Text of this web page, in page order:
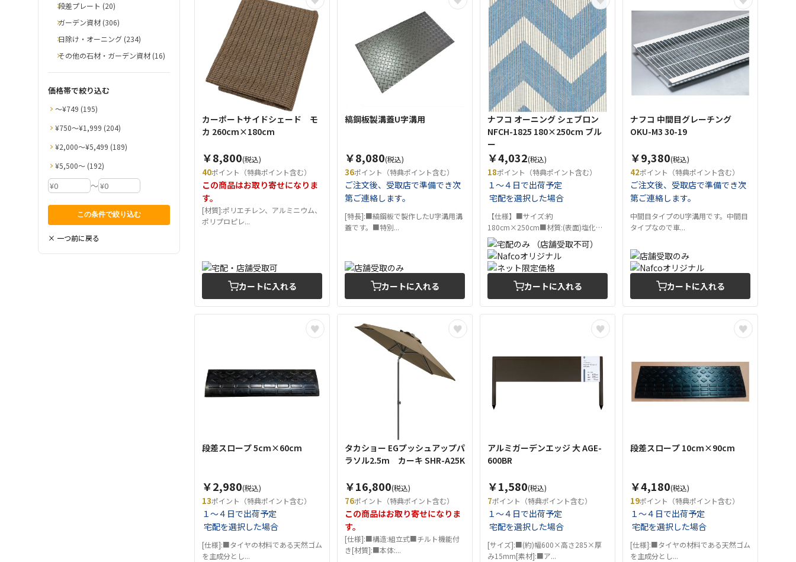
段差プレート (20)
ガーデン資材 (306)
日除け・オーニング (234)
その他の石材・ガーデン資材 (16)
価格帯で絞り込む
〜¥749 (195)
¥750〜¥1,999 (204)
¥2,000〜¥5,499 (189)
¥5,500〜 (192)
～
× 一つ前に戻る
カーポートサイドシェード モ
カ 260cm×180cm
￥8,800(税込)
40ポイント（特典ポイント含む）
この商品はお取り寄せになりま
す。
[材質]:ポリエチレン、アルミニウム、
ポリプロピレ...
カートに入れる
縞鋼板製溝蓋U字溝用
￥8,080(税込)
36ポイント（特典ポイント含む）
ご注文後、受取店で準備でき次
第ご連絡します。
[特長]:■縞鋼板で製作したU字溝用溝
蓋です。■特別...
カートに入れる
ナフコ オーニング シェブロン
NFCH-1825 180×250cm ブル
ー
￥4,032(税込)
18ポイント（特典ポイント含む）
１～４日で出荷予定
宅配を選択した場合
【仕様】■サイズ:約
180cm×250cm■材質:(表面)塩化
ビ...
カートに入れる
ナフコ 中間目グレーチング
OKU-M3 30-19
￥9,380(税込)
42ポイント（特典ポイント含む）
ご注文後、受取店で準備でき次
第ご連絡します。
中間目タイプのU字溝用です。中間目
タイプなので車...
カートに入れる
段差スロープ 5cm×60cm
￥2,980(税込)
13ポイント（特典ポイント含む）
１～４日で出荷予定
宅配を選択した場合
[仕様]:■タイヤの材料である天然ゴム
を主成分とし...
タカショー EGプッシュアップパ
ラソル2.5m カーキ SHR-A25K
￥16,800(税込)
76ポイント（特典ポイント含む）
この商品はお取り寄せになりま
す。
[仕様]:■構造:組立式■チルト機能付
き[材質]:■本体:...
アルミガーデンエッジ 大 AGE-
600BR
￥1,580(税込)
7ポイント（特典ポイント含む）
１～４日で出荷予定
宅配を選択した場合
[サイズ]:■(約)幅600×高さ285×厚
み15mm[素材]:■ア...
段差スロープ 10cm×90cm
￥4,180(税込)
19ポイント（特典ポイント含む）
１～４日で出荷予定
宅配を選択した場合
[仕様]:■タイヤの材料である天然ゴム
を主成分とし...